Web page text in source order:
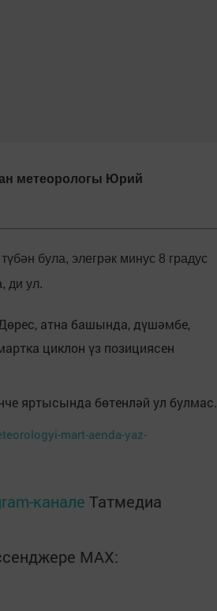
метеорологы Юрий
була, элегрәк минус 8 градус
ди ул.
атна башында, дүшәмбе,
циклон үз позициясен
яртысында бөтенләй ул булмас.
mart-aenda-yaz-
канале Татмедиа
MАХ: